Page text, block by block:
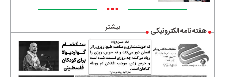
•••
بیشتر هفته نامه الکترونیکی